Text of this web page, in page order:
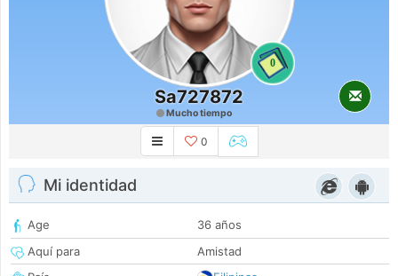
0
Sa727872
Mucho tiempo
0
Mi identidad
Age
36 años
Aquí para
Amistad